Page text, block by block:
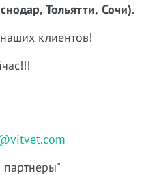
Тольятти, Сочи).
клиентов!